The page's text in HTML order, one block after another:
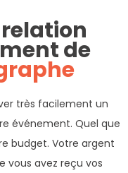
relation
de
très facilement un
événement. Quel que
budget. Votre argent
vous avez reçu vos